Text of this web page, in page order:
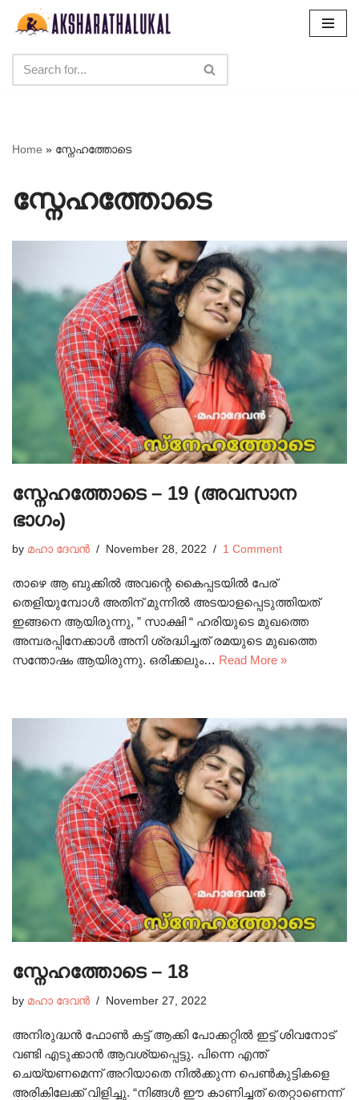
content
Home » സ്നേഹത്തോടെ
സ്നേഹത്തോടെ
സ്നേഹത്തോടെ – 19 (അവസാന
ഭാഗം)
by മഹാ ദേവൻ November 28, 2022 1 Comment
താഴെ ആ ബുക്കിൽ അവന്റെ കൈപ്പടയിൽ പേര്
തെളിയുമ്പോൾ അതിന് മുന്നിൽ അടയാളപ്പെടുത്തിയത്
ഇങ്ങനെ ആയിരുന്നു, ” സാക്ഷി “ ഹരിയുടെ മുഖത്തെ
അമ്പരപ്പിനേക്കാൾ അനി ശ്രദ്ധിച്ചത് രമയുടെ മുഖത്തെ
സന്തോഷം ആയിരുന്നു. ഒരിക്കലും… Read More »
സ്നേഹത്തോടെ – 18
by മഹാ ദേവൻ November 27, 2022
അനിരുദ്ധൻ ഫോൺ കട്ട്‌ ആക്കി പോക്കറ്റിൽ ഇട്ട് ശിവനോട്
വണ്ടി എടുക്കാൻ ആവശ്യപ്പെട്ടു. പിന്നെ എന്ത്
ചെയ്യണമെന്ന് അറിയാതെ നിൽക്കുന്ന പെൺകുട്ടികളെ
അരികിലേക്ക് വിളിച്ചു. “നിങ്ങൾ ഈ കാണിച്ചത് തെറ്റാണെന്ന്